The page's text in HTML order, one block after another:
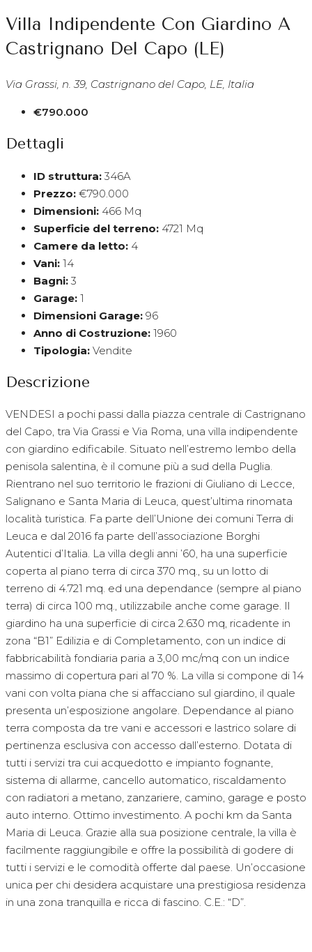
Villa Indipendente Con Giardino A
Castrignano Del Capo (LE)
Via Grassi, n. 39, Castrignano del Capo, LE, Italia
€790.000
Dettagli
ID struttura: 346A
Prezzo: €790.000
Dimensioni: 466 Mq
Superficie del terreno: 4721 Mq
Camere da letto: 4
Vani: 14
Bagni: 3
Garage: 1
Dimensioni Garage: 96
Anno di Costruzione: 1960
Tipologia: Vendite
Descrizione
VENDESI a pochi passi dalla piazza centrale di Castrignano
del Capo, tra Via Grassi e Via Roma, una villa indipendente
con giardino edificabile. Situato nell’estremo lembo della
penisola salentina, è il comune più a sud della Puglia.
Rientrano nel suo territorio le frazioni di Giuliano di Lecce,
Salignano e Santa Maria di Leuca, quest’ultima rinomata
località turistica. Fa parte dell’Unione dei comuni Terra di
Leuca e dal 2016 fa parte dell’associazione Borghi
Autentici d’Italia. La villa degli anni ’60, ha una superficie
coperta al piano terra di circa 370 mq., su un lotto di
terreno di 4.721 mq. ed una dependance (sempre al piano
terra) di circa 100 mq., utilizzabile anche come garage. Il
giardino ha una superficie di circa 2.630 mq, ricadente in
zona “B1” Edilizia e di Completamento, con un indice di
fabbricabilità fondiaria paria a 3,00 mc/mq con un indice
massimo di copertura pari al 70 %. La villa si compone di 14
vani con volta piana che si affacciano sul giardino, il quale
presenta un’esposizione angolare. Dependance al piano
terra composta da tre vani e accessori e lastrico solare di
pertinenza esclusiva con accesso dall’esterno. Dotata di
tutti i servizi tra cui acquedotto e impianto fognante,
sistema di allarme, cancello automatico, riscaldamento
con radiatori a metano, zanzariere, camino, garage e posto
auto interno. Ottimo investimento. A pochi km da Santa
Maria di Leuca. Grazie alla sua posizione centrale, la villa è
facilmente raggiungibile e offre la possibilità di godere di
tutti i servizi e le comodità offerte dal paese. Un’occasione
unica per chi desidera acquistare una prestigiosa residenza
in una zona tranquilla e ricca di fascino. C.E.: “D”.